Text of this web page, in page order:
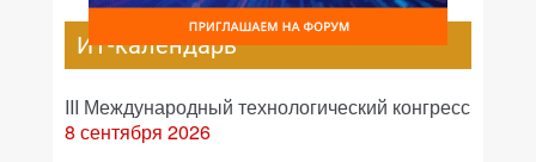
ИТ-календарь
III Международный технологический конгресс
8 сентября 2026